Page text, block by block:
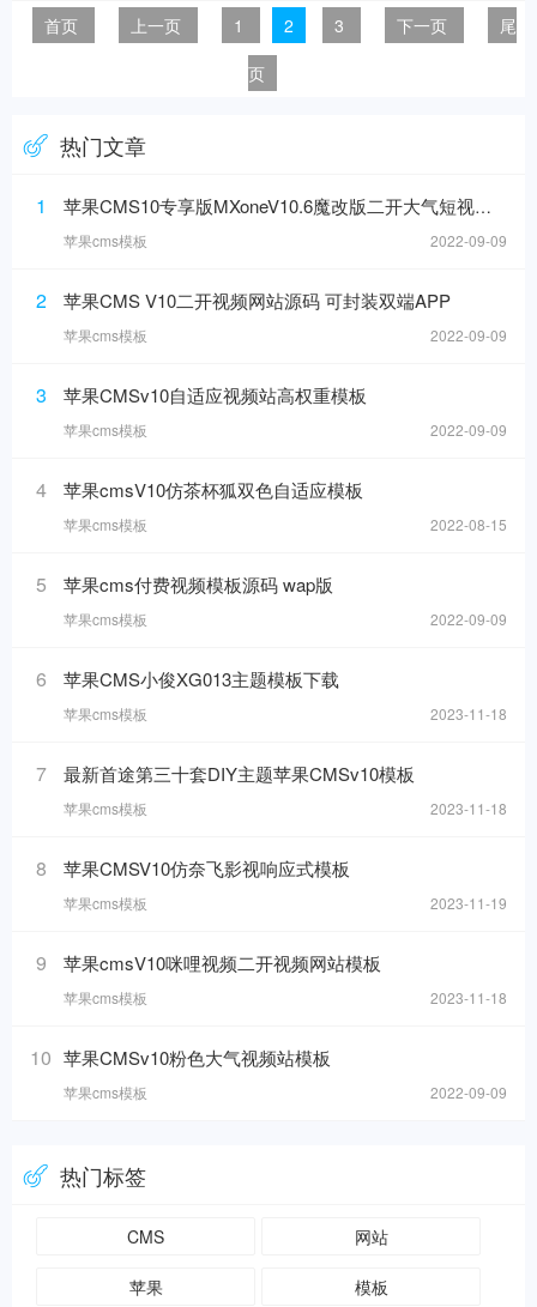
首页 上一页 1 2 3 下一页
尾
页
热门文章
1 苹果CMS10专享版MXoneV10.6魔改版二开大气短视模板
苹果cms模板 2022-09-09
2 苹果CMS V10二开视频网站源码 可封装双端APP
苹果cms模板 2022-09-09
3 苹果CMSv10自适应视频站高权重模板
苹果cms模板 2022-09-09
4 苹果cmsV10仿茶杯狐双色自适应模板
苹果cms模板 2022-08-15
5 苹果cms付费视频模板源码 wap版
苹果cms模板 2022-09-09
6 苹果CMS小俊XG013主题模板下载
苹果cms模板 2023-11-18
7 最新首途第三十套DIY主题苹果CMSv10模板
苹果cms模板 2023-11-18
8 苹果CMSV10仿奈飞影视响应式模板
苹果cms模板 2023-11-19
9 苹果cmsV10咪哩视频二开视频网站模板
苹果cms模板 2023-11-18
10 苹果CMSv10粉色大气视频站模板
苹果cms模板 2022-09-09
热门标签
CMS 网站
苹果 模板